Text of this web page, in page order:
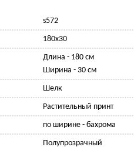
s572
180х30
Длина - 180 см
Ширина - 30 см
Шелк
Растительный принт
по ширине - бахрома
Полупрозрачный